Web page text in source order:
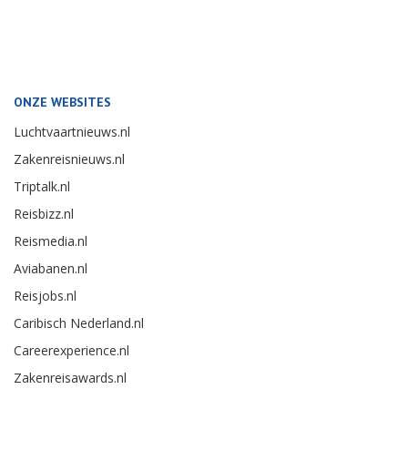
ONZE WEBSITES
Luchtvaartnieuws.nl
Zakenreisnieuws.nl
Triptalk.nl
Reisbizz.nl
Reismedia.nl
Aviabanen.nl
Reisjobs.nl
Caribisch Nederland.nl
Careerexperience.nl
Zakenreisawards.nl